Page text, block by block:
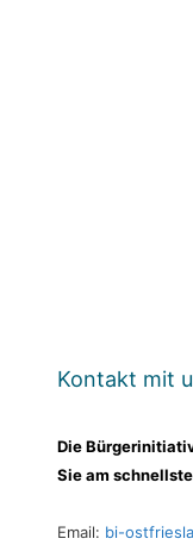
Kontakt mit
Die
Sie am
Email: bi-